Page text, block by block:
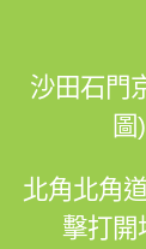
沙田石門
圖)
北角北角
擊打開